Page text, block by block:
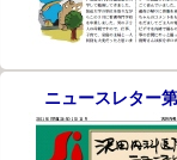
ニュースレター